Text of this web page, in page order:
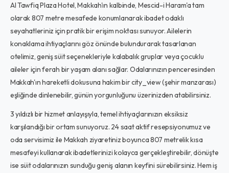
Al Tawfiq Plaza Hotel, Makkah'ın kalbinde, Mescid-i Haram'a tam
olarak 807 metre mesafede konumlanarak ibadet odaklı
seyahatleriniz için pratik bir erişim noktası sunuyor. Ailelerin
konaklama ihtiyaçlarını göz önünde bulundurarak tasarlanan
otelimiz, geniş süit seçenekleriyle kalabalık gruplar veya çocuklu
aileler için ferah bir yaşam alanı sağlar. Odalarınızın penceresinden
Makkah'ın hareketli dokusuna hakim bir city_view (şehir manzarası)
eşliğinde dinlenebilir, günün yorgunluğunu üzerinizden atabilirsiniz.
3 yıldızlı bir hizmet anlayışıyla, temel ihtiyaçlarınızın eksiksiz
karşılandığı bir ortam sunuyoruz. 24 saat aktif resepsiyonumuz ve
oda servisimiz ile Makkah ziyaretiniz boyunca 807 metrelik kısa
mesafeyi kullanarak ibadetlerinizi kolayca gerçekleştirebilir, dönüşte
ise süit odalarınızın sunduğu geniş alanın keyfini sürebilirsiniz. Hem iş